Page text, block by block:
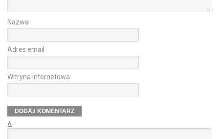
Nazwa
Adres email
Witryna internetowa
Δ